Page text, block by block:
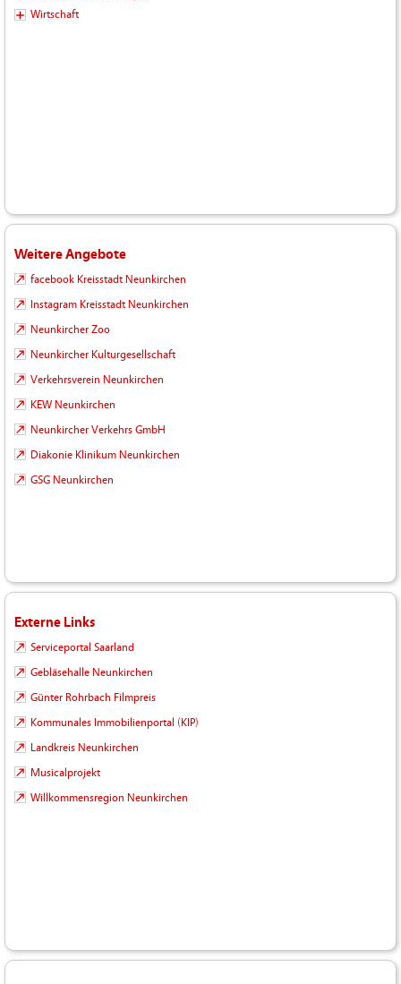
Wirtschaft
Weitere Angebote
facebook Kreisstadt Neunkirchen
Instagram Kreisstadt Neunkirchen
Neunkircher Zoo
Neunkircher Kulturgesellschaft
Verkehrsverein Neunkirchen
KEW Neunkirchen
Neunkircher Verkehrs GmbH
Diakonie Klinikum Neunkirchen
GSG Neunkirchen
Externe Links
Serviceportal Saarland
Gebläsehalle Neunkirchen
Günter Rohrbach Filmpreis
Kommunales Immobilienportal (KIP)
Landkreis Neunkirchen
Musicalprojekt
Willkommensregion Neunkirchen